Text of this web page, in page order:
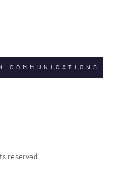
COMMUNICATIONS
reserved